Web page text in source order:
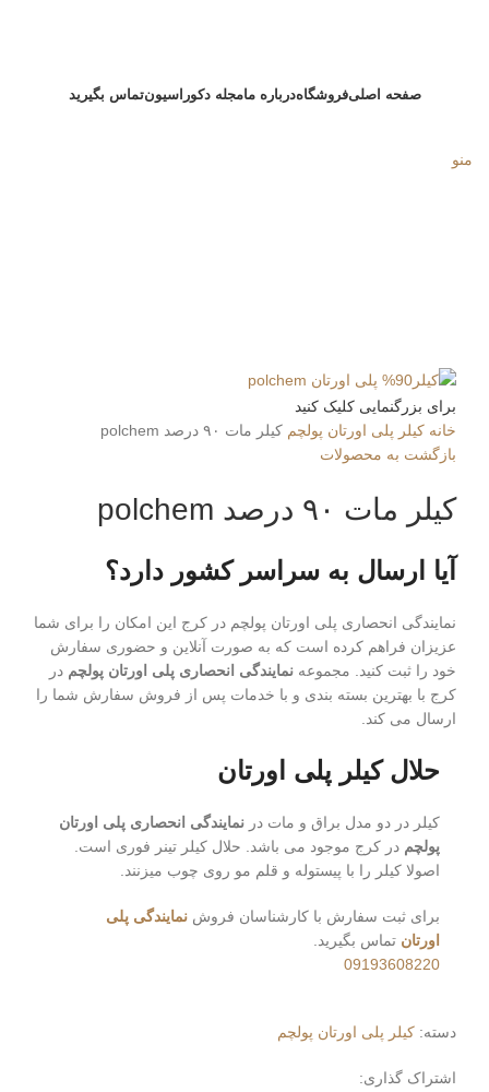
صفحه اصلیفروشگاهدرباره مامجله دکوراسیونتماس بگیرید
منو
برای بزرگنمایی کلیک کنید
خانه کیلر پلی اورتان پولچم کیلر مات ۹۰ درصد polchem
بازگشت به محصولات
کیلر مات ۹۰ درصد polchem
آیا ارسال به سراسر کشور دارد؟
نمایندگی انحصاری پلی اورتان پولچم در کرج این امکان را برای شما
عزیزان فراهم کرده است که به صورت آنلاین و حضوری سفارش
خود را ثبت کنید. مجموعه نمایندگی انحصاری پلی اورتان پولچم در
کرج با بهترین بسته بندی و با خدمات پس از فروش سفارش شما را
ارسال می کند.
حلال کیلر پلی اورتان
کیلر در دو مدل براق و مات در نمایندگی انحصاری پلی اورتان
پولچم در کرج موجود می باشد. حلال کیلر تینر فوری است.
اصولا کیلر را با پیستوله و قلم مو روی چوب میزنند.
برای ثبت سفارش با کارشناسان فروش نمایندگی پلی
اورتان تماس بگیرید.
09193608220
دسته: کیلر پلی اورتان پولچم
اشتراک گذاری: